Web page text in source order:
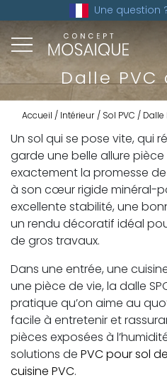
Une question
Dalle
Accueil Intérieur Sol PVC Dalle
Un sol qui se pose vite, qui
garde une belle allure pièce
exactement la promesse de
à son cœur rigide minéral-
excellente stabilité, une
un rendu décoratif idéal
de gros travaux.
Dans une entrée, une
une pièce de vie, la dalle
pratique qu’on aime au
facile à entretenir et
pièces exposées à
solutions de PVC pour sol
cuisine PVC.